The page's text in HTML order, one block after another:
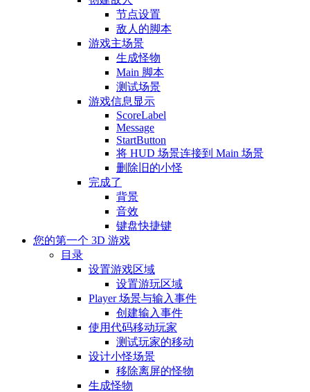
节点设置
敌人的脚本
游戏主场景
生成怪物
Main 脚本
测试场景
游戏信息显示
ScoreLabel
Message
StartButton
将 HUD 场景连接到 Main 场景
删除旧的小怪
完成了
背景
音效
键盘快捷键
您的第一个 3D 游戏
目录
设置游戏区域
设置游玩区域
Player 场景与输入事件
创建输入事件
使用代码移动玩家
测试玩家的移动
设计小怪场景
移除离屏的怪物
生成怪物